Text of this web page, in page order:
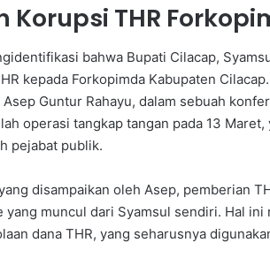
Korupsi THR
bahwa Bupati Cilacap,
kepada Forkopimda Kabupaten
Asep Guntur Rahayu, dalam sebuah
operasi tangkap tangan pada 13
pejabat publik.
disampaikan oleh Asep, pemberian
yang muncul dari Syamsul sendiri. Hal
dana THR, yang seharusnya